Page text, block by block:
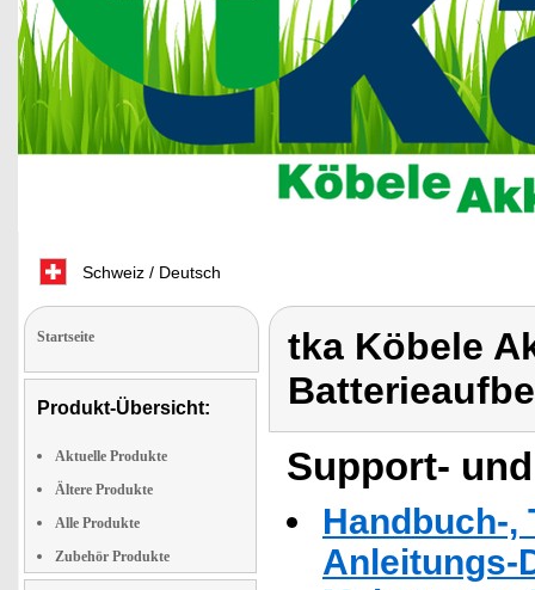
Schweiz / Deutsch
Startseite
Produkt-Übersicht:
Aktuelle Produkte
Ältere Produkte
Alle Produkte
Zubehör Produkte
tka Köbele
Support-
Handbuch-,
Anleitungs-